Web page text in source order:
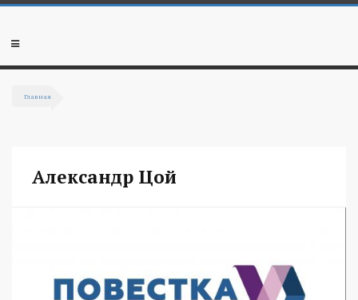
Перейти к основному содержанию
Мобильное
Главная
Александр Цой